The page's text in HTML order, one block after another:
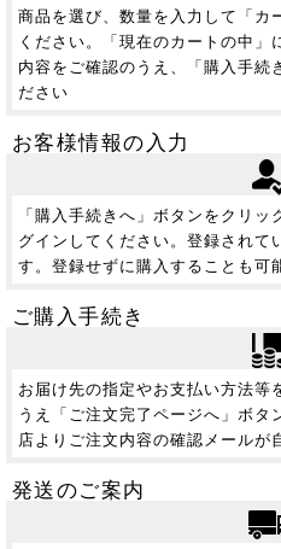
商品を選び、数量を入力して「カ
ください。「現在のカートの中」
内容をご確認のうえ、「購入手続
ださい
お客様情報の入力
「購入手続きへ」ボタンをクリ
グインしてください。登録されて
す。登録せずに購入することも可
ご購入手続き
お届け先の指定やお支払い方法等
うえ「ご注文完了ページへ」ボタ
店よりご注文内容の確認メールが
発送のご案内